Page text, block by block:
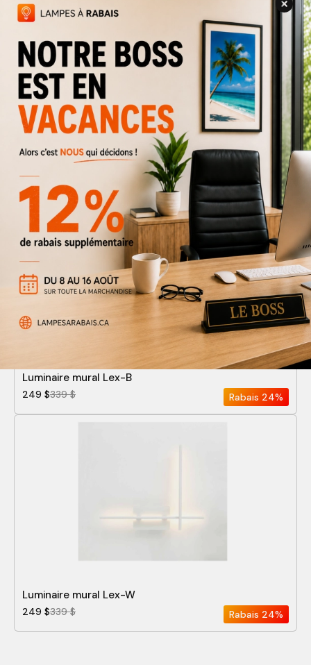
Luminaire mural Sydney 38''
119 $ Rabais 40%
Luminaire mural Lex-B
249 $339 $ Rabais 24%
Luminaire mural Lex-W
249 $339 $ Rabais 24%